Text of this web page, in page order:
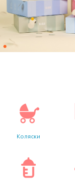
Коляски